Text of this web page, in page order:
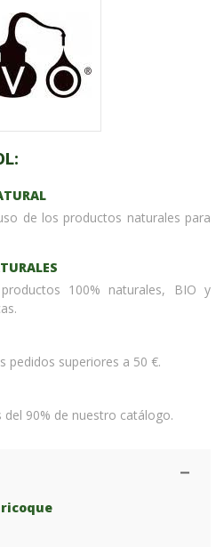
de los productos naturales para
100% naturales, BIO y
pedidos superiores a 50 €.
del 90% de nuestro catálogo.